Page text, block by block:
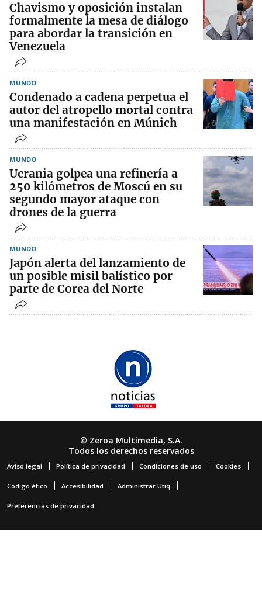
Chavismo y oposición instalan
formalmente la mesa de diálogo
para abordar la transición en
Venezuela
MUNDO
Condenado a cadena perpetua el
autor del atropello mortal contra
una manifestación en Múnich
MUNDO
Ucrania golpea una refinería a
250 kilómetros de Moscú en su
segundo mayor ataque con
drones de la guerra
MUNDO
Japón alerta del lanzamiento de
un posible misil balístico por
parte de Corea del Norte
© Zeroa Multimedia, S.A.
Todos los derechos reservados
Aviso legal Política de privacidad Condiciones de uso Cookies
Código ético Accesibilidad Administrar Utiq
Preferencias de privacidad